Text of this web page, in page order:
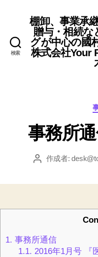
検索
棚卸、事業承
贈与・相続
グが中心の國
株式会社Your
事務所
投 作成者:
1. 事務所通信
1.1. 2016年1月号 『